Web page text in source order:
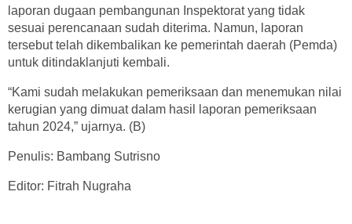
laporan dugaan pembangunan Inspektorat yang tidak
sesuai perencanaan sudah diterima. Namun, laporan
tersebut telah dikembalikan ke pemerintah daerah (Pemda)
untuk ditindaklanjuti kembali.
“Kami sudah melakukan pemeriksaan dan menemukan nilai
kerugian yang dimuat dalam hasil laporan pemeriksaan
tahun 2024,” ujarnya. (B)
Penulis: Bambang Sutrisno
Editor: Fitrah Nugraha